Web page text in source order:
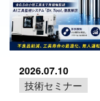
2026.07.10
技術セミナー